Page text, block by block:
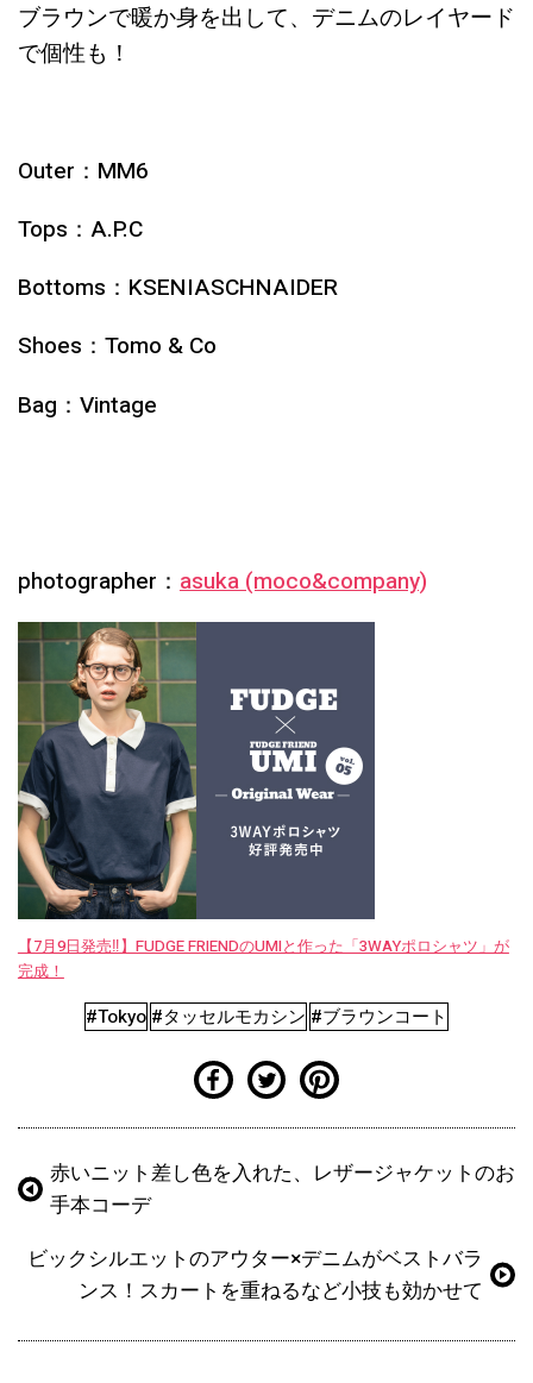
ブラウンで暖か身を出して、デニムのレイヤード
で個性も！
Outer：MM6
Tops：A.P.C
Bottoms：KSENIASCHNAIDER
Shoes：Tomo & Co
Bag：Vintage
photographer： asuka (moco&company)
【7月9日発売‼︎】FUDGE FRIENDのUMIと作った「3WAYポロシャツ」が
完成！
#Tokyo #タッセルモカシン #ブラウンコート
赤いニット差し色を入れた、レザージャケットのお
手本コーデ
ビックシルエットのアウター×デニムがベストバラ
ンス！スカートを重ねるなど小技も効かせて